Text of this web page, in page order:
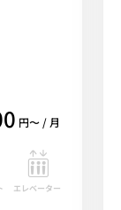
円〜 / 月
エレベーター